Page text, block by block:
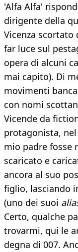
'Alfa Alfa'
dirigente della
Vicenza
far luce sul
opera di alcuni
mai capito). Di
movimenti
con nomi
Vicende da
protagonista, nel
mio padre fosse
scaricato e
ancora al suo
figlio, lasciando
(uno dei suoi
Certo, qualche
trovarmi, qui le
degna di 007.